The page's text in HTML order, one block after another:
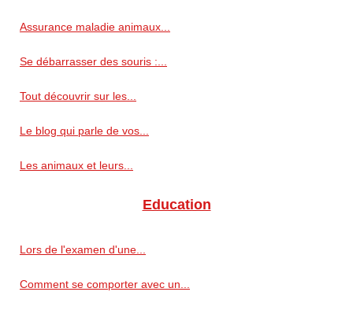
Assurance maladie animaux...
Se débarrasser des souris :...
Tout découvrir sur les...
Le blog qui parle de vos...
Les animaux et leurs...
Education
Lors de l'examen d'une...
Comment se comporter avec un...